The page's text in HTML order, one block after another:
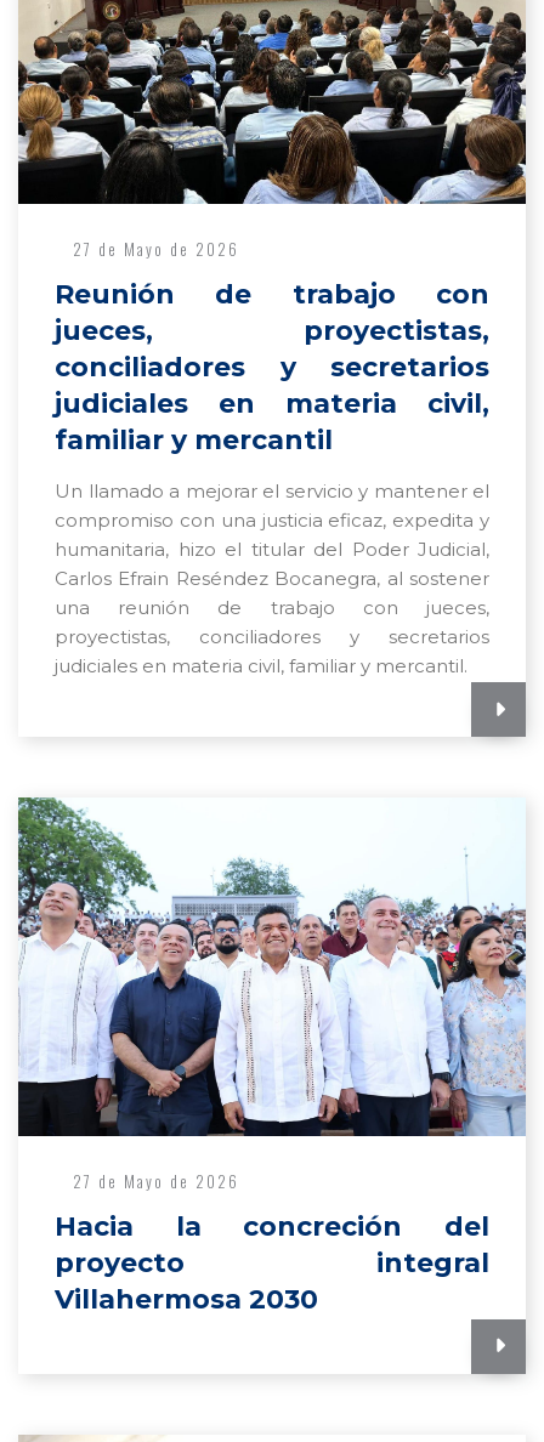
27 de Mayo de 2026
Reunión de trabajo con
jueces, proyectistas,
conciliadores y secretarios
judiciales en materia civil,
familiar y mercantil
Un llamado a mejorar el servicio y mantener el
compromiso con una justicia eficaz, expedita y
humanitaria, hizo el titular del Poder Judicial,
Carlos Efrain Reséndez Bocanegra, al sostener
una reunión de trabajo con jueces,
proyectistas, conciliadores y secretarios
judiciales en materia civil, familiar y mercantil.
27 de Mayo de 2026
Hacia la concreción del
proyecto integral
Villahermosa 2030